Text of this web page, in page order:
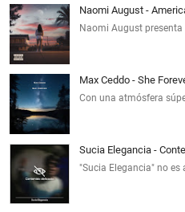
Naomi August -
Naomi August presenta
Max Ceddo - She
Con una atmósfera
Sucia Elegancia -
"Sucia Elegancia" no es